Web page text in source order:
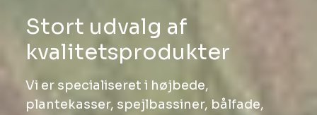
Stort udvalg af
kvalitetsprodukter
Vi er specialiseret i højbede,
plantekasser, spejlbassiner, bålfade,